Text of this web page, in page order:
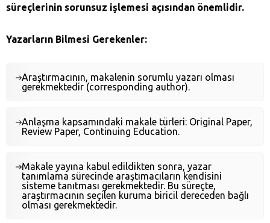
süreçlerinin sorunsuz işlemesi açısından önemlidir.
Yazarların Bilmesi Gerekenler:
Araştırmacının, makalenin sorumlu yazarı olması
gerekmektedir (corresponding author).
Anlaşma kapsamındaki makale türleri: Original Paper,
Review Paper, Continuing Education.
Makale yayına kabul edildikten sonra, yazar
tanımlama sürecinde araştımacıların kendisini
sisteme tanıtması gerekmektedir. Bu süreçte,
araştırmacının seçilen kuruma biricil dereceden bağlı
olması gerekmektedir.